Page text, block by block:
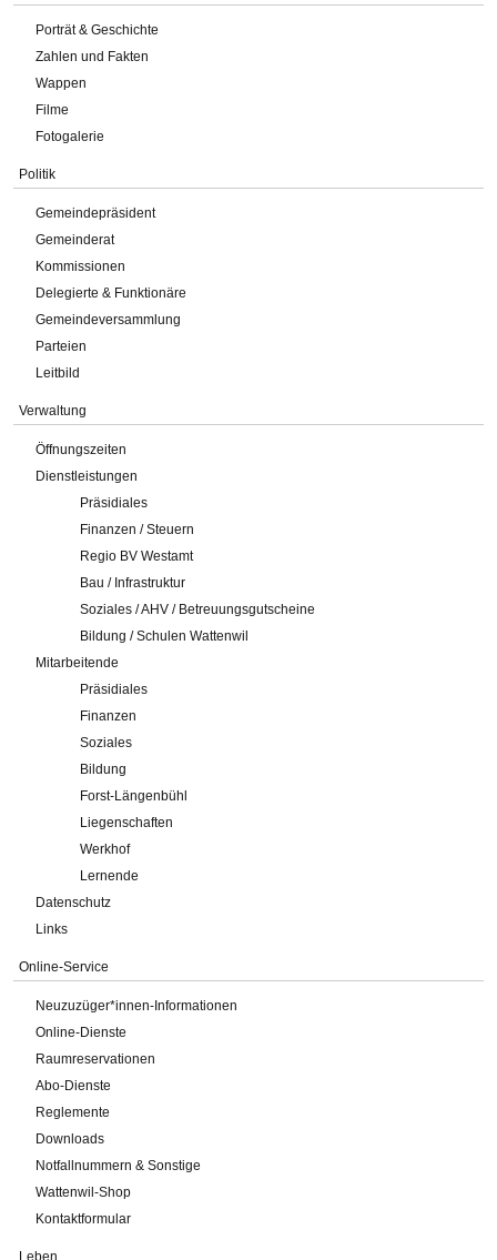
Porträt & Geschichte
Zahlen und Fakten
Wappen
Filme
Fotogalerie
Politik
Gemeindepräsident
Gemeinderat
Kommissionen
Delegierte & Funktionäre
Gemeindeversammlung
Parteien
Leitbild
Verwaltung
Öffnungszeiten
Dienstleistungen
Präsidiales
Finanzen / Steuern
Regio BV Westamt
Bau / Infrastruktur
Soziales / AHV / Betreuungsgutscheine
Bildung / Schulen Wattenwil
Mitarbeitende
Präsidiales
Finanzen
Soziales
Bildung
Forst-Längenbühl
Liegenschaften
Werkhof
Lernende
Datenschutz
Links
Online-Service
Neuzuzüger*innen-Informationen
Online-Dienste
Raumreservationen
Abo-Dienste
Reglemente
Downloads
Notfallnummern & Sonstige
Wattenwil-Shop
Kontaktformular
Leben